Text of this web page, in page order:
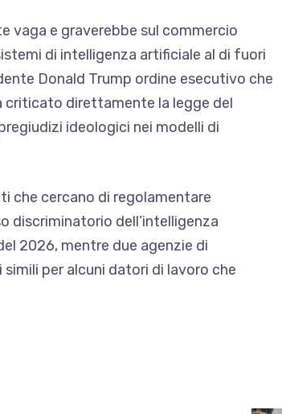
vaga e graverebbe sul commercio
di intelligenza artificiale al di fuori
Donald Trump ordine esecutivo che
criticato direttamente la legge del
ideologici nei modelli di
che cercano di regolamentare
discriminatorio dell’intelligenza
2026, mentre due agenzie di
per alcuni datori di lavoro che